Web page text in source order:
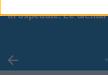
in ospedale. Le